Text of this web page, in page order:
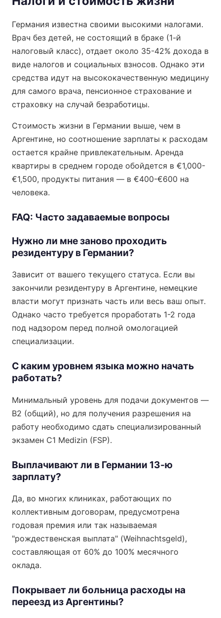
Германия известна своими высокими налогами.
Врач без детей, не состоящий в браке (1-й
налоговый класс), отдает около 35-42% дохода в
виде налогов и социальных взносов. Однако эти
средства идут на высококачественную медицину
для самого врача, пенсионное страхование и
страховку на случай безработицы.
Стоимость жизни в Германии выше, чем в
Аргентине, но соотношение зарплаты к расходам
остается крайне привлекательным. Аренда
квартиры в среднем городе обойдется в €1,000-
€1,500, продукты питания — в €400-€600 на
человека.
FAQ: Часто задаваемые вопросы
Нужно ли мне заново проходить
резидентуру в Германии?
Зависит от вашего текущего статуса. Если вы
закончили резидентуру в Аргентине, немецкие
власти могут признать часть или весь ваш опыт.
Однако часто требуется проработать 1-2 года
под надзором перед полной омологацией
специализации.
С каким уровнем языка можно начать
работать?
Минимальный уровень для подачи документов —
B2 (общий), но для получения разрешения на
работу необходимо сдать специализированный
экзамен C1 Medizin (FSP).
Выплачивают ли в Германии 13-ю
зарплату?
Да, во многих клиниках, работающих по
коллективным договорам, предусмотрена
годовая премия или так называемая
"рождественская выплата" (Weihnachtsgeld),
составляющая от 60% до 100% месячного
оклада.
Покрывает ли больница расходы на
переезд из Аргентины?